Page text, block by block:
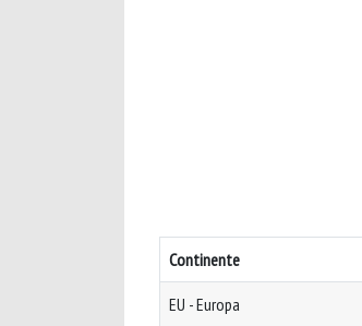
Continente
EU - Europa